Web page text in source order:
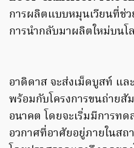
การผลิตแบบหมุนเวียนที่ช่
การนำกลับมาผลิตใหม่บนโ
อาดิดาส จะส่งเม็ดบูสท์ แล
พร้อมกับโครงการขนถ่ายสั
อนาคต โดยจะเริ่มมีการท
อวกาศที่อาศัยอยู่ภายในส